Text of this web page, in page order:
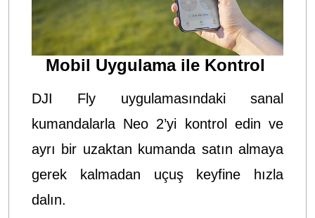
Mobil Uygulama ile Kontrol
DJI Fly uygulamasındaki sanal
kumandalarla Neo 2’yi kontrol edin ve
ayrı bir uzaktan kumanda satın almaya
gerek kalmadan uçuş keyfine hızla
dalın.